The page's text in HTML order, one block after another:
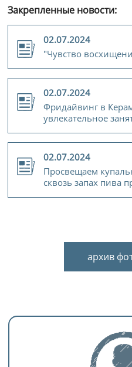
Закрепленные новости:
02.07.2024
"Чувство
02.07.2024
Фридайвинг в
увлекательное
02.07.2024
Просвещаем
сквозь запах пива
архив